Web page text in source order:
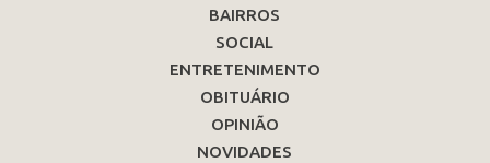
BAIRROS
SOCIAL
ENTRETENIMENTO
OBITUÁRIO
OPINIÃO
NOVIDADES